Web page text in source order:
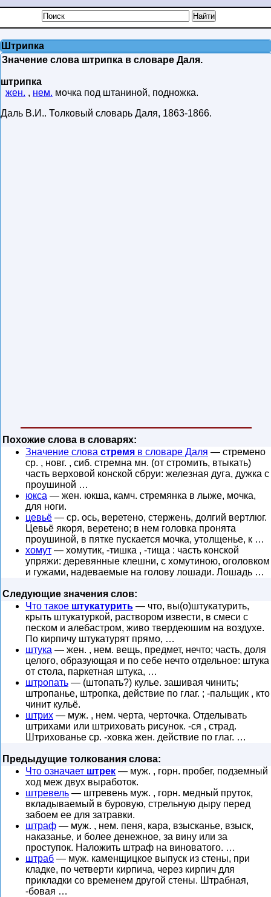
Штрипка
Значение слова штрипка в словаре Даля.
штрипка
жен. , нем. мочка под штаниной, подножка.
Даль В.И.. Толковый словарь Даля, 1863-1866.
Похожие слова в словарях:
Значение слова стремя в словаре Даля — стремено
ср. , новг. , сиб. стремна мн. (от стромить, втыкать)
часть верховой конской сбруи: железная дуга, дужка с
проушиной …
юкса — жен. юкша, камч. стремянка в лыже, мочка,
для ноги.
цевьё — ср. ось, веретено, стержень, долгий вертлюг.
Цевьё якоря, веретено; в нем головка пронята
проушиной, в пятке пускается мочка, утолщенье, к …
хомут — хомутик, -тишка , -тища : часть конской
упряжи: деревянные клешни, с хомутиною, оголовком
и гужами, надеваемые на голову лошади. Лошадь …
Следующие значения слов:
Что такое штукатурить — что, вы(о)штукатурить,
крыть штукатуркой, раствором извести, в смеси с
песком и алебастром, живо твердеюшим на воздухе.
По кирпичу штукатурят прямо, …
штука — жен. , нем. вещь, предмет, нечто; часть, доля
целого, образующая и по себе нечто отдельное: штука
от стола, паркетная штука, …
штропать — (штопать?) кулье. зашивая чинить;
штропанье, штропка, действие по глаг. ; -пальщик , кто
чинит кульё.
штрих — муж. , нем. черта, черточка. Отделывать
штрихами или штриховать рисунок. -ся , страд.
Штрихованье ср. -ховка жен. действие по глаг. …
Предыдущие толкования слова:
Что означает штрек — муж. , горн. пробег, подземный
ход меж двух выработок.
штревель — штревень муж. , горн. медный пруток,
вкладываемый в буровую, стрельную дыру перед
забоем ее для затравки.
штраф — муж. , нем. пеня, кара, взысканье, взыск,
наказанье, и более денежное, за вину или за
проступок. Наложить штраф на виноватого. …
штраб — муж. каменщицкое выпуск из стены, при
кладке, по четверти кирпича, через кирпич для
прикладки со временем другой стены. Штрабная,
-бовая …